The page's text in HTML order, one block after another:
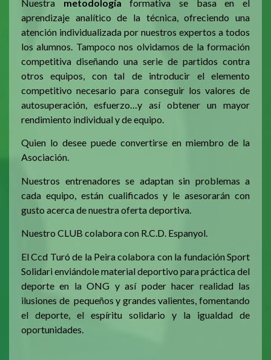
Nuestra metodología formativa se basa en el
aprendizaje analítico de la técnica, ofreciendo una
atención individualizada por nuestros expertos a todos
los alumnos. Tampoco nos olvidamos de la formación
competitiva diseñando una serie de partidos contra
otros equipos, con tal de introducir el elemento
competitivo necesario para conseguir los valores de
autosuperación, esfuerzo…y así obtener un mayor
rendimiento individual y de equipo.
Quien lo desee puede convertirse en miembro de la
Asociación.
Nuestros entrenadores se adaptan sin problemas a
cada equipo, están cualificados y le asesorarán con
gusto acerca de nuestra oferta deportiva.
Nuestro CLUB colabora con R.C.D. Espanyol.
El Ccd Turó de la Peira colabora con la fundación Sport
Solidari enviándole material deportivo para práctica del
deporte en la ONG y así poder hacer realidad las
ilusiones de pequeños y grandes valientes, fomentando
el deporte, el espíritu solidario y la igualdad de
oportunidades.